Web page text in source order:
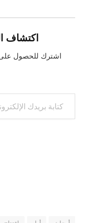
اكتشاف
اشترك للحصول على
كتابة بريدك الإلكتروني...